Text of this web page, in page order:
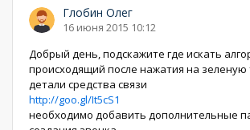
Глобин Олег
16 июня 2015 10:12
Добрый день, подскажите где искать
происходящий после нажатия на зеленую
детали средства связи
http://goo.gl/It5cS1
необходимо добавить дополнительные